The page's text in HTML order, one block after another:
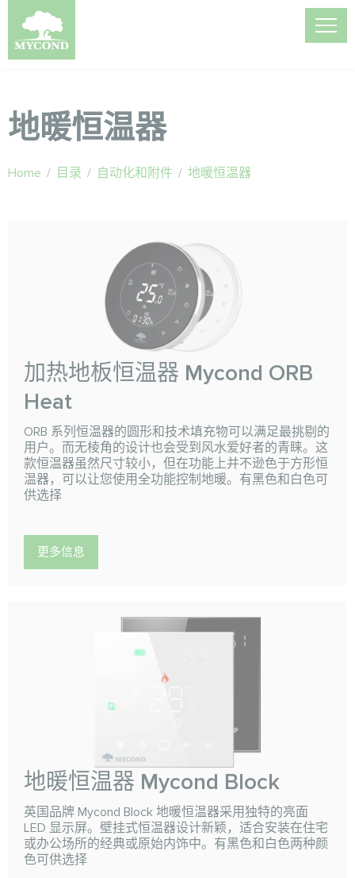
地暖恒温器
Home / 目录 / 自动化和附件 / 地暖恒温器
加热地板恒温器 Mycond ORB
Heat
ORB 系列恒温器的圆形和技术填充物可以满足最挑剔的
用户。而无棱角的设计也会受到风水爱好者的青睐。这
款恒温器虽然尺寸较小，但在功能上并不逊色于方形恒
温器，可以让您使用全功能控制地暖。有黑色和白色可
供选择
更多信息
地暖恒温器 Mycond Block
英国品牌 Mycond Block 地暖恒温器采用独特的亮面
LED 显示屏。壁挂式恒温器设计新颖，适合安装在住宅
或办公场所的经典或原始内饰中。有黑色和白色两种颜
色可供选择